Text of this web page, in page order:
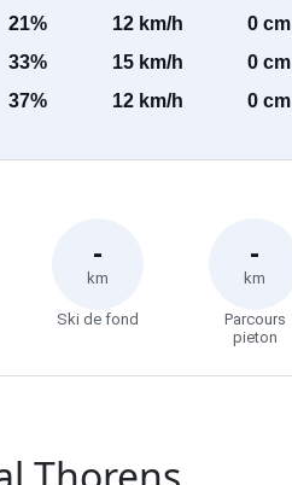
21% 12 km/h 0 cm
33% 15 km/h 0 cm
37% 12 km/h 0 cm
-
km
Ski de fond
-
km
Parcours
pieton